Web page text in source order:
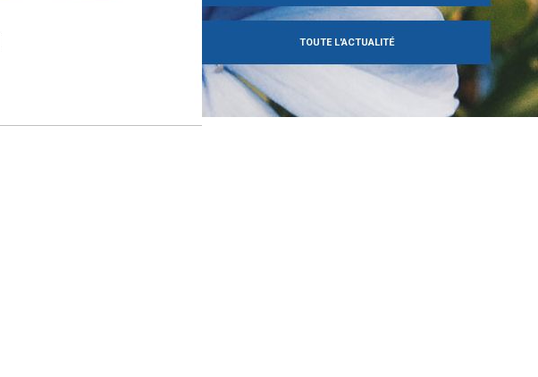
TOUTE L'ACTUALITÉ